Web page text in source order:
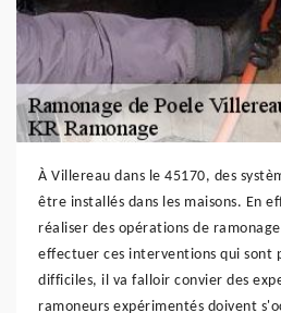
À Villereau dans le 45170, des
être installés dans les maisons. En
réaliser des opérations de
effectuer ces interventions qui sont
difficiles, il va falloir convier des
ramoneurs expérimentés doivent